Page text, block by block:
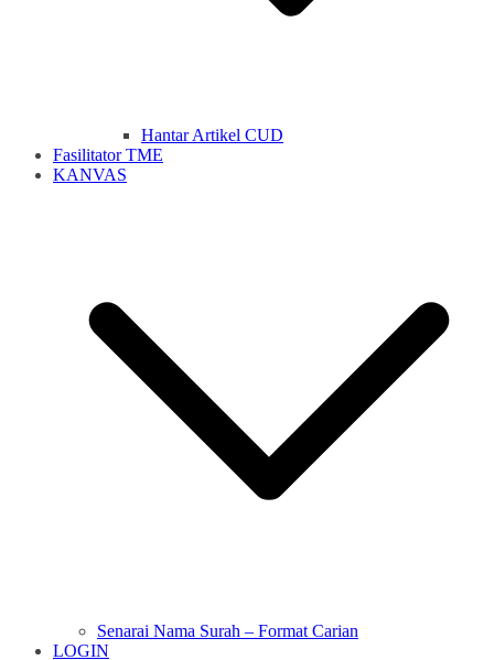
Hantar Artikel CUD
Fasilitator TME
KANVAS
Senarai Nama Surah – Format Carian
LOGIN